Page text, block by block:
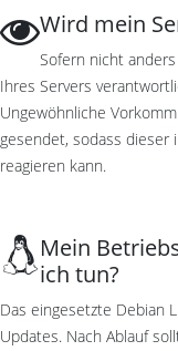
Wird mein
Sofern nicht
Ihres Servers
Ungewöhnliche
gesendet, sodass dieser
reagieren kann.
Mein
ich tun?
Das eingesetzte Debian
Updates. Nach Ablauf